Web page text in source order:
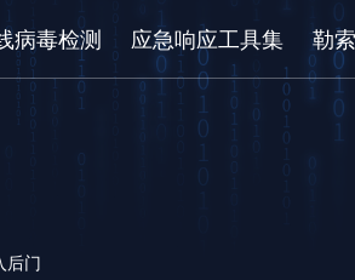
病毒检测 应急响应工具集 勒
后门